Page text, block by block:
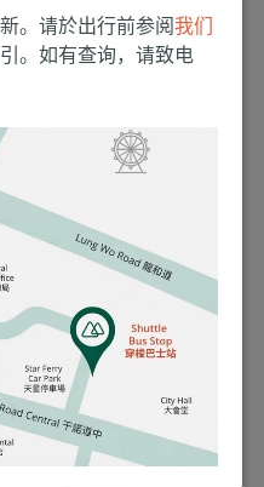
(见下图，1单位
的分量)
制碳
取量选择未加工
的全谷物，如大
米、藜麦等，而
非精制谷物产品
成人应每星期作
至少150分钟中等
强度的带氧运动
减少进食甜品或
含糖饮品
。请於出行前参阅我们
。如有查询，请致电